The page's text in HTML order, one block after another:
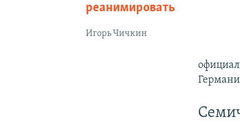
реанимировать
Игорь Чичкин